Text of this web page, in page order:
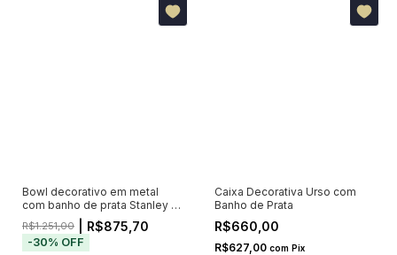
Bowl decorativo em metal
com banho de prata Stanley M
32x18x11cm
R$1.251,00 | R$875,70
-30% OFF
Caixa Decorativa Urso com
Banho de Prata
R$660,00
R$627,00 com Pix